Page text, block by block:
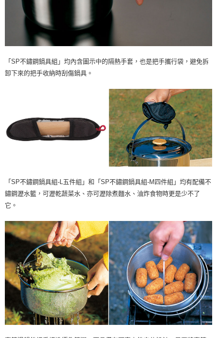
「SP不鏽鋼鍋具組」均內含圖示中的隔熱手套，也是把手攜行袋，避免拆
卸下來的把手收納時刮傷鍋具。
「SP不鏽鋼鍋具組-L五件組」和「SP不鏽鋼鍋具組-M四件組」均有配備不
鏽鋼瀝水籃，可瀝乾蔬菜水、亦可瀝除煮麵水、油炸食物時更是少不了
它。